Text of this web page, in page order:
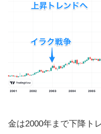
金は2000年まで下降ト